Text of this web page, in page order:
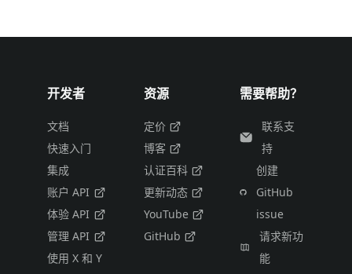
开发者
文档
快速入门
集成
账户 API
体验 API
管理 API
使用 X 和 Y
资源
定价
博客
认证百科
更新动态
YouTube
GitHub
需要帮助？
联系支
持
创建
GitHub
issue
请求新功
能